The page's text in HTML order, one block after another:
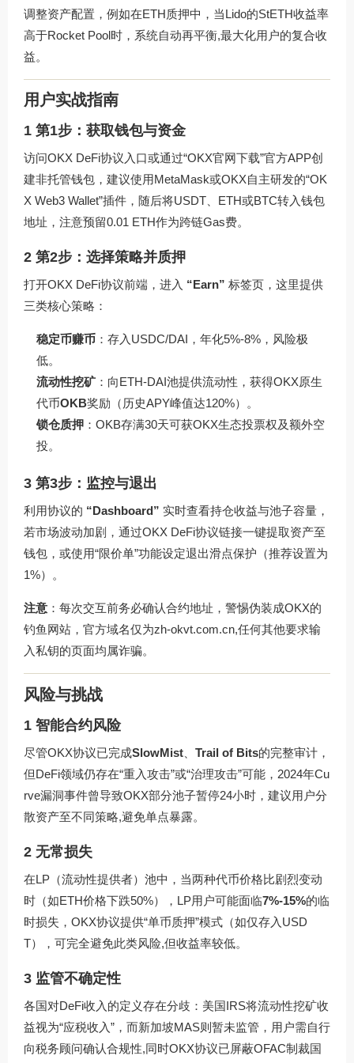
调整资产配置，例如在ETH质押中，当Lido的StETH收益率
高于Rocket Pool时，系统自动再平衡,最大化用户的复合收
益。
用户实战指南
1 第1步：获取钱包与资金
访问OKX DeFi协议入口或通过“OKX官网下载”官方APP创
建非托管钱包，建议使用MetaMask或OKX自主研发的“OK
X Web3 Wallet”插件，随后将USDT、ETH或BTC转入钱包
地址，注意预留0.01 ETH作为跨链Gas费。
2 第2步：选择策略并质押
打开OKX DeFi协议前端，进入 “Earn” 标签页，这里提供
三类核心策略：
稳定币赚币 ：存入USDC/DAI，年化5%-8%，风险极
低。
流动性挖矿 ：向ETH-DAI池提供流动性，获得OKX原生
代币OKB奖励（历史APY峰值达120%）。
锁仓质押 ：OKB存满30天可获OKX生态投票权及额外空
投。
3 第3步：监控与退出
利用协议的 “Dashboard” 实时查看持仓收益与池子容量，
若市场波动加剧，通过OKX DeFi协议链接一键提取资产至
钱包，或使用“限价单”功能设定退出滑点保护（推荐设置为
1%）。
注意 ：每次交互前务必确认合约地址，警惕伪装成OKX的
钓鱼网站，官方域名仅为zh-okvt.com.cn,任何其他要求输
入私钥的页面均属诈骗。
风险与挑战
1 智能合约风险
尽管OKX协议已完成SlowMist Trail of Bits的完整审计，
但DeFi领域仍存在“重入攻击”或“治理攻击”可能，2024年Cu
rve漏洞事件曾导致OKX部分池子暂停24小时，建议用户分
散资产至不同策略,避免单点暴露。
2 无常损失
在LP（流动性提供者）池中，当两种代币价格比剧烈变动
时（如ETH价格下跌50%），LP用户可能面临7%-15%的临
时损失，OKX协议提供“单币质押”模式（如仅存入USD
T），可完全避免此类风险,但收益率较低。
3 监管不确定性
各国对DeFi收入的定义存在分歧：美国IRS将流动性挖矿收
益视为“应税收入”，而新加坡MAS则暂未监管，用户需自行
向税务顾问确认合规性,同时OKX协议已屏蔽OFAC制裁国